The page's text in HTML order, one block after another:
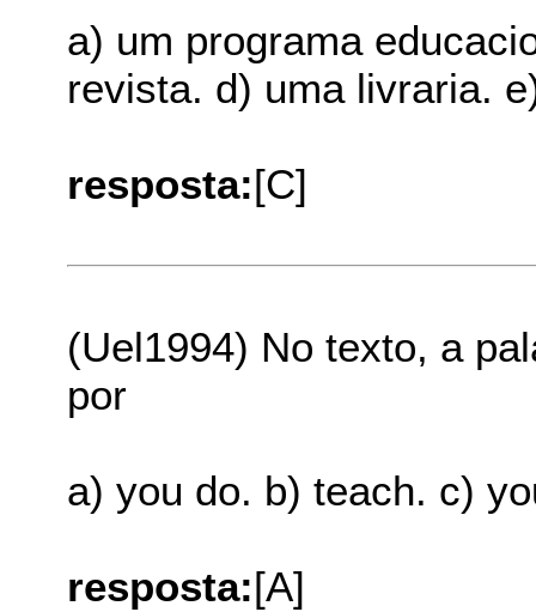
a) um programa
revista. d) uma livraria.
resposta:[C]
(Uel1994) No texto, a
por
a) you do. b) teach. c)
resposta:[A]